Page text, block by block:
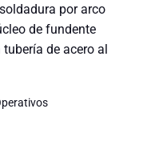
por arco
de fundente
tubería de acero al